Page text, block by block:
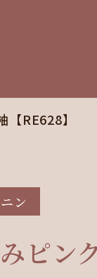
RE628】
ン
ピン